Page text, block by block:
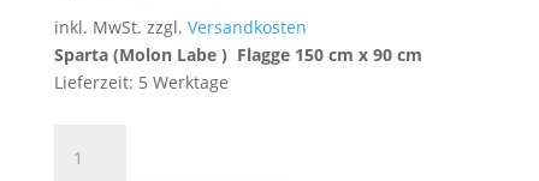
inkl. MwSt. zzgl. Versandkosten
Sparta (Molon Labe ) Flagge 150 cm x 90 cm
Lieferzeit: 5 Werktage
(Molon